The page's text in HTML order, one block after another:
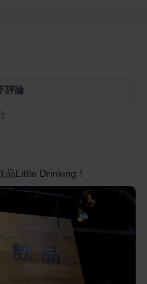
評論
品Little Drinking！